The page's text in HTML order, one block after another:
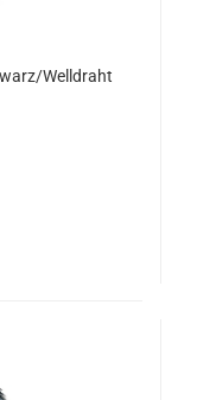
Welldraht